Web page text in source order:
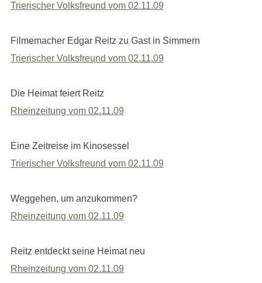
Trierischer Volksfreund vom 02.11.09
Filmemacher Edgar Reitz zu Gast in Simmern
Trierischer Volksfreund vom 02.11.09
Die Heimat feiert Reitz
Rheinzeitung vom 02.11.09
Eine Zeitreise im Kinosessel
Trierischer Volksfreund vom 02.11.09
Weggehen, um anzukommen?
Rheinzeitung vom 02.11.09
Reitz entdeckt seine Heimat neu
Rheinzeitung vom 02.11.09